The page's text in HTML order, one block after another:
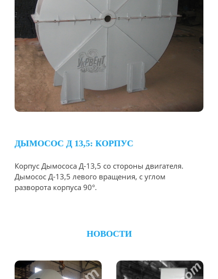
ДЫМОСОС Д 13,5: КОРПУС
Корпус Дымососа Д-13,5 со стороны двигателя.
Дымосос Д-13,5 левого вращения, с углом
разворота корпуса 90°.
НОВОСТИ